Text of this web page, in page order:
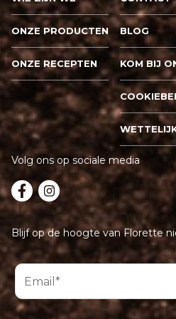
ONZE PRODUCTEN
ONZE RECEPTEN
BLOG
KOM BIJ
Volg ons op sociale media
Blijf op de hoogte van Florette